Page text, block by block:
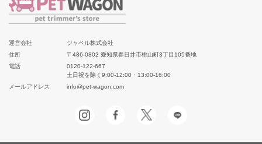
運営会社
ジャペル株式会社
住所
〒486-0802 愛知県春日井市桃山町3丁目105番地
電話
0120-122-667
土日祝を除く9:00-12:00・13:00-16:00
メールアドレス
info@pet-wagon.com